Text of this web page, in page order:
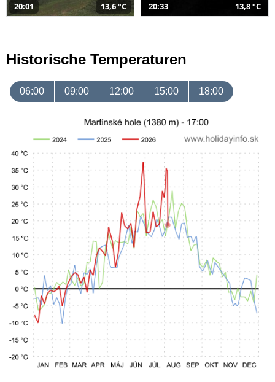
20:01 13,6 °C 20:33 13,8 °C
Historische Temperaturen
06:00 09:00 12:00 15:00 18:00